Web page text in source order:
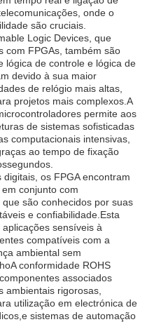
onde o
são cruciais.
Logic Devices, que
com FPGAs, também são
lógica de controle e lógica de
devido à sua maior
de relógio mais altas,
projetos mais complexos.A
permite aos
de sistemas sofisticadas
computacionais intensivas,
ao tempo de fixação
os FPGA encontram
conjunto com
são conhecidos por suas
e confiabilidade.Esta
sensíveis à
compatíveis com a
ambiental sem
conformidade ROHS
associados
ambientais rigorosas,
utilização em electrónica de
sistemas de automação